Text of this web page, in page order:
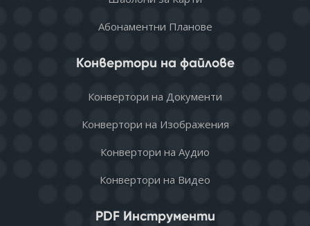
Абонаментни Планове
Конвертори на файлове
Конвертори на Документи
Конвертори на Изображения
Конвертори на Аудио
Конвертори на Видео
PDF Инструменти